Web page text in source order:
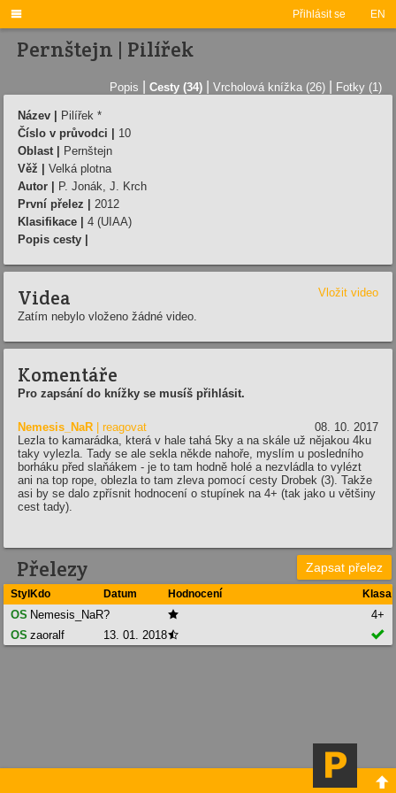
Přihlásit se EN

Pernštejn | Pilířek
Popis Cesty (34) Vrcholová knížka (26) Fotky (1)
Název |
Pilířek *
Číslo v průvodci |
10
Oblast |
Pernštejn
Věž |
Velká plotna
Autor |
P. Jonák, J. Krch
První přelez |
2012
Klasifikace |
4 (UIAA)
Popis cesty |
Videa
Vložit video
Zatím nebylo vloženo žádné video.
Komentáře
Pro zapsání do knížky se musíš přihlásit.
Nemesis_NaR | reagovat
08. 10. 2017
Lezla to kamarádka, která v hale tahá 5ky a na skále už nějakou 4ku
taky vylezla. Tady se ale sekla někde nahoře, myslím u posledního
borháku před slaňákem - je to tam hodně holé a nezvládla to vylézt
ani na top rope, oblezla to tam zleva pomocí cesty Drobek (3). Takže
asi by se dalo zpřísnit hodnocení o stupínek na 4+ (tak jako u většiny
cest tady).
Přelezy Zapsat přelez
StylKdo Datum Hodnocení Klasa
OS Nemesis_NaR? 
4+
OS zaoralf 13. 01. 2018 
